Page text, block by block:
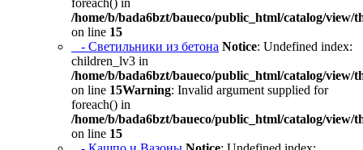
foreach() in
/home/b/bada6bzt/baueco/public_html/catalog/view/
on line 15
- Светильники из бетона Notice: Undefined index:
children_lv3 in
/home/b/bada6bzt/baueco/public_html/catalog/view/
on line 15Warning: Invalid argument supplied for
foreach() in
/home/b/bada6bzt/baueco/public_html/catalog/view/
on line 15